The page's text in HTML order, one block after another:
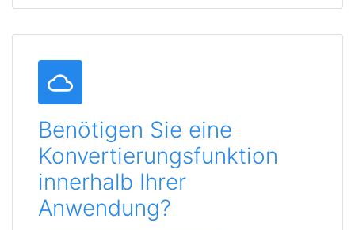
Benötigen Sie eine
Konvertierungsfunktion
innerhalb Ihrer
Anwendung?